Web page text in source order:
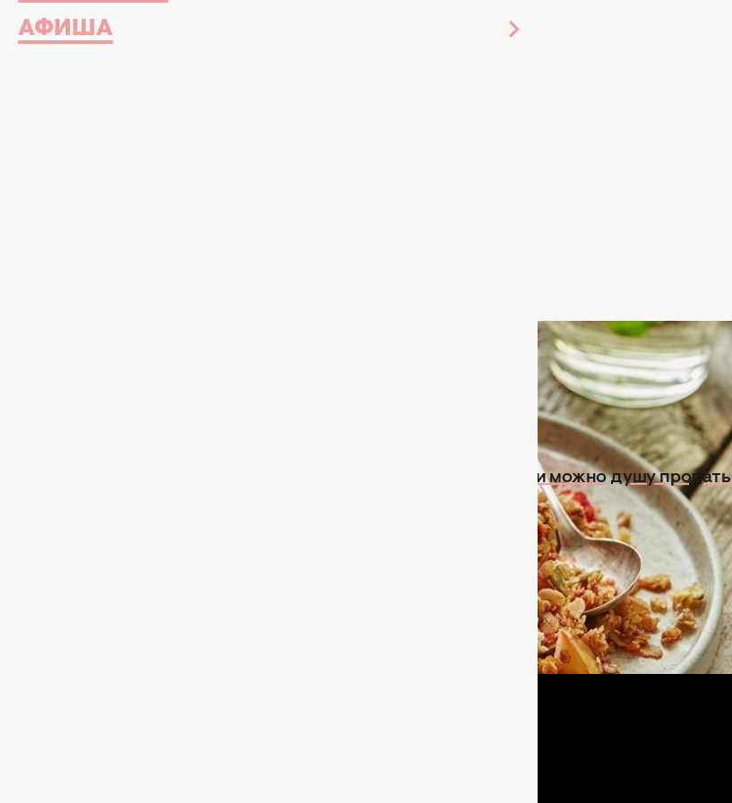
АФИША
нежный клубничный десерт. Теперь
Возьмите три простых продукта: за эти сочные рулетики можно душу продать
Крамбл – традиционный английский десерт. Благодаря орехам и овсяным
хлопьям, десерт получается не только вкусный, но и полезный. За начинку
будет править клубника и ревень – очень сочное сочетание. Рецептом